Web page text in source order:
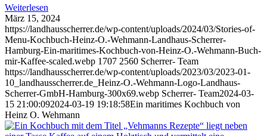
Weiterlesen
März 15, 2024
https://landhausscherrer.de/wp-content/uploads/2024/03/Stories-of-
Menu-Kochbuch-Heinz-O.-Wehmann-Landhaus-Scherrer-
Hamburg-Ein-maritimes-Kochbuch-von-Heinz-O.-Wehmann-Buch-
mir-Kaffee-scaled.webp 1707 2560 Scherrer- Team
https://landhausscherrer.de/wp-content/uploads/2023/03/2023-01-
10_landhausscherrer.de_Heinz-O.-Wehmann-Logo-Landhaus-
Scherrer-GmbH-Hamburg-300x69.webp Scherrer- Team2024-03-
15 21:00:092024-03-19 19:18:58Ein maritimes Kochbuch von
Heinz O. Wehmann